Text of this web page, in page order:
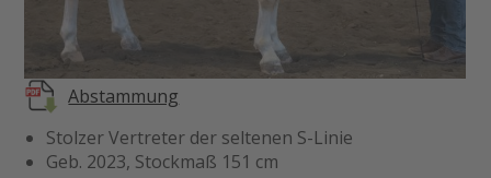
Abstammung
Stolzer Vertreter der seltenen S-Linie
Geb. 2023, Stockmaß 151 cm